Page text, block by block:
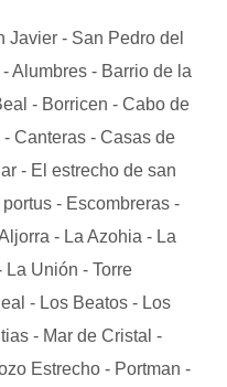
Javier - San Pedro del
Alumbres - Barrio de la
- Borricen - Cabo de
Canteras - Casas de
- El estrecho de san
- Escombreras -
- La Azohia - La
Unión - Torre
- Los Beatos - Los
- Mar de Cristal -
Estrecho - Portman -